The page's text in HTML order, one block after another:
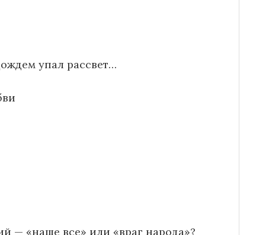
упал рассвет…
«наше все» или «враг народа»?